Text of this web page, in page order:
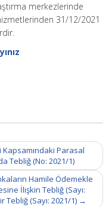
merkezlerinde
31/12/2021
Kapsamındaki Parasal
Tebliğ (No: 2021/1)
Hamile Ödemekle
İlişkin Tebliğ (Sayı:
Tebliğ (Sayı: 2021/1) →